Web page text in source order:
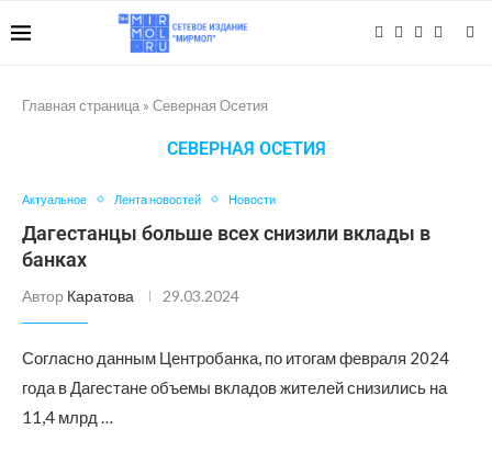
Главная страница » Северная Осетия
СЕВЕРНАЯ ОСЕТИЯ
Актуальное Лента новостей Новости
Дагестанцы больше всех снизили вклады в
банках
Автор Каратова 29.03.2024
Согласно данным Центробанка, по итогам февраля 2024
года в Дагестане объемы вкладов жителей снизились на
11,4 млрд …